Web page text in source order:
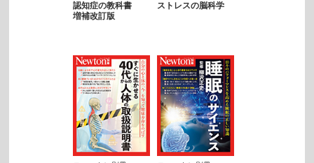
認知症の教科書
増補改訂版
ストレスの脳科学